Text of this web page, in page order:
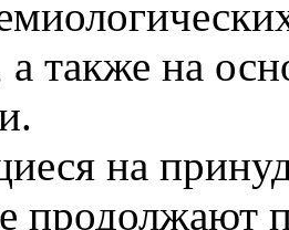
а также на
на
продолжают